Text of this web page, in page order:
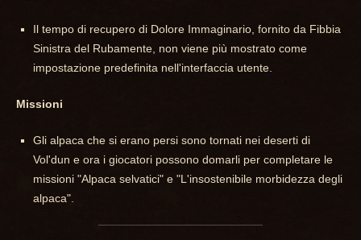
Il tempo di recupero di Dolore Immaginario, fornito da Fibbia
Sinistra del Rubamente, non viene più mostrato come
impostazione predefinita nell'interfaccia utente.
Missioni
Gli alpaca che si erano persi sono tornati nei deserti di
Vol'dun e ora i giocatori possono domarli per completare le
missioni "Alpaca selvatici" e "L'insostenibile morbidezza degli
alpaca".